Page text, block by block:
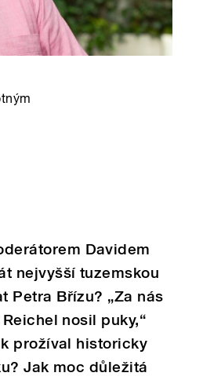
Davidem
nejvyšší tuzemskou
Petra Břízu? „Za nás
nosil puky,“
prožíval historicky
Jak moc důležitá